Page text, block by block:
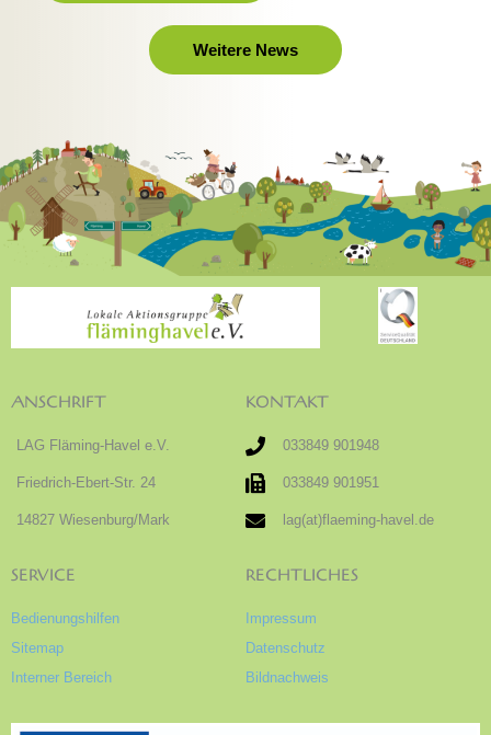
Weitere News
ANSCHRIFT
LAG Fläming-Havel e.V.
Friedrich-Ebert-Str. 24
14827 Wiesenburg/Mark
KONTAKT
033849 901948
033849 901951
lag(at)flaeming-havel.de
SERVICE
Bedienungshilfen
Sitemap
Interner Bereich
RECHTLICHES
Impressum
Datenschutz
Bildnachweis